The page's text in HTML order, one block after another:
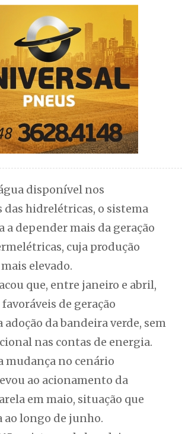
disponível nos
das hidrelétricas, o sistema
a depender mais da geração
cuja produção
elevado.
que, entre janeiro e abril,
de geração
da bandeira verde, sem
nas contas de energia.
mudança no cenário
ao acionamento da
em maio, situação que
ao longo de junho.